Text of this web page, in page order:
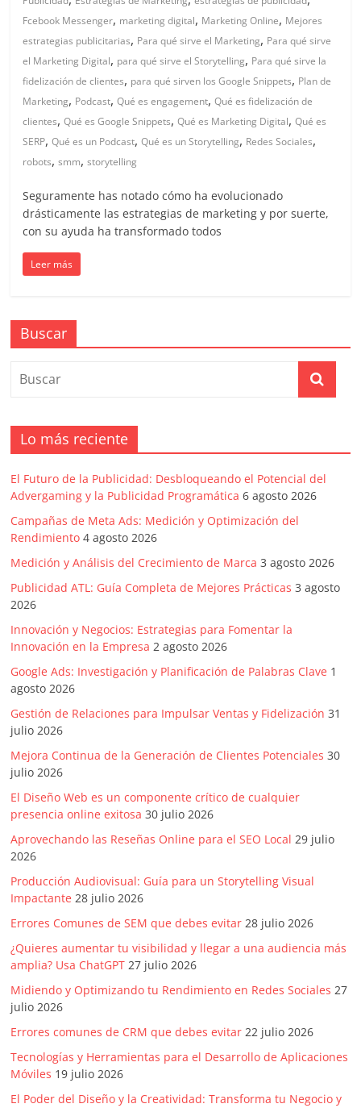
Revistas
de
Publicidad
en
Colombia
|
de
Publicidad
y
Marketing
|
Noticias
de
Actualidad
y
Mercadeo
en
Colombia
|
Revistas
de
Actualidad
en
Fcebook Messenger, marketing digital, Marketing Online, Mejores
estrategias publicitarias, Para qué sirve el Marketing, Para qué sirve
el Marketing Digital, para qué sirve el Storytelling, Para qué sirve la
fidelización de clientes, para qué sirven los Google Snippets, Plan de
Marketing, Podcast,Qué es engagement,Qué es fidelización de
clientes,Qué es Google Snippets,Qué es Marketing Digital,Qué es
SERP,Qué es un Podcast,Qué es un Storytelling, Redes Sociales,
robots,smm,storytelling
Seguramente has notado cómo ha evolucionado
drásticamente las estrategias de marketing y por suerte,
con su ayuda ha transformado todos
Leer más
Buscar
Lo más reciente
El Futuro de la Publicidad: Desbloqueando el Potencial del
Advergaming y la Publicidad Programática 6 agosto 2026
Campañas de Meta Ads: Medición y Optimización del
Rendimiento 4 agosto 2026
Medición y Análisis del Crecimiento de Marca 3 agosto 2026
Publicidad ATL: Guía Completa de Mejores Prácticas 3 agosto
2026
Innovación y Negocios: Estrategias para Fomentar la
Innovación en la Empresa 2 agosto 2026
Google Ads: Investigación y Planificación de Palabras Clave 1
agosto 2026
Gestión de Relaciones para Impulsar Ventas y Fidelización 31
julio 2026
Mejora Continua de la Generación de Clientes Potenciales 30
julio 2026
El Diseño Web es un componente crítico de cualquier
presencia online exitosa 30 julio 2026
Aprovechando las Reseñas Online para el SEO Local 29 julio
2026
Producción Audiovisual: Guía para un Storytelling Visual
Impactante 28 julio 2026
Errores Comunes de SEM que debes evitar 28 julio 2026
¿Quieres aumentar tu visibilidad y llegar a una audiencia más
amplia? Usa ChatGPT 27 julio 2026
Midiendo y Optimizando tu Rendimiento en Redes Sociales 27
julio 2026
Errores comunes de CRM que debes evitar 22 julio 2026
Tecnologías y Herramientas para el Desarrollo de Aplicaciones
Móviles 19 julio 2026
El Poder del Diseño y la Creatividad: Transforma tu Negocio y